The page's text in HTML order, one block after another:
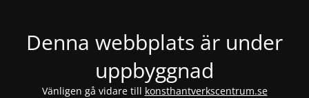
Denna webbplats är under
uppbyggnad
Vänligen gå vidare till konsthantverkscentrum.se